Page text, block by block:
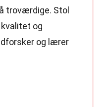
troværdige. Stol
og
og lærer